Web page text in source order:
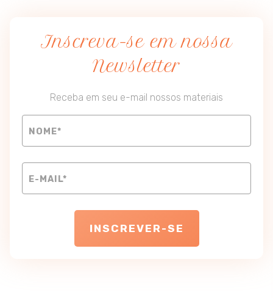
Inscreva-se em nossa
Newsletter
Receba em seu e-mail nossos materiais
INSCREVER-SE